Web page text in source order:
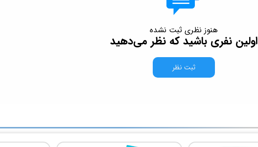
هنوز نظری ثبت نشده
اولین نفری باشید که نظر می‌دهید
ثبت نظر